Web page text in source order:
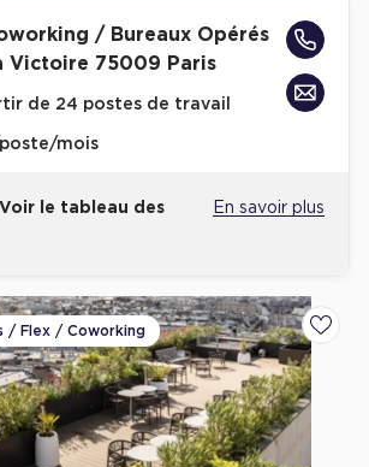
/ Bureaux Opérés
Victoire 75009 Paris
de 24 postes de travail
mois
Voir le tableau des
En savoir plus
/ Flex / Coworking